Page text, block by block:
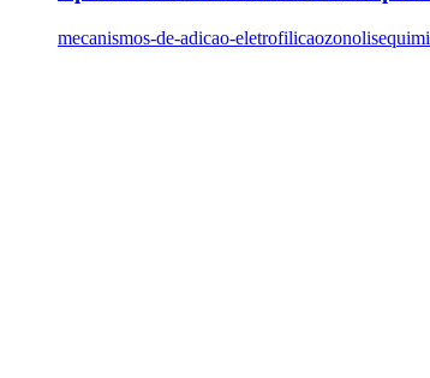
mecanismos-de-adicao-eletrofilicaozonolise